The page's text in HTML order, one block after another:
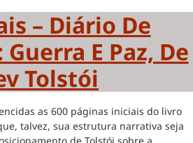
– Diário De
E Paz, De
Tolstói
as 600 páginas iniciais do livro
talvez, sua estrutura narrativa seja
de Tolstói sobre a